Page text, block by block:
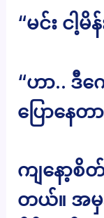
“မင်း ငါ့
“ဟာ.. ဒီ
ပြောနေတ
ကျနော့စိ
တယ်။ အ